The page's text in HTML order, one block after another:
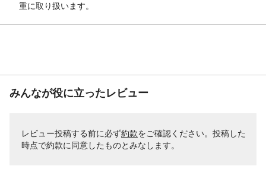
重に取り扱います。
みんなが役に立ったレビュー
レビュー投稿する前に必ず約款をご確認ください。投稿した
時点で約款に同意したものとみなします。